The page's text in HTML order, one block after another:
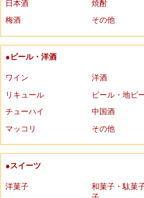
日本酒
焼酎
梅酒
その他
●ビール・洋酒
ワイン
洋酒
リキュール
ビール・地ビ
チューハイ
中国酒
マッコリ
その他
●スイーツ
洋菓子
和菓子・駄菓